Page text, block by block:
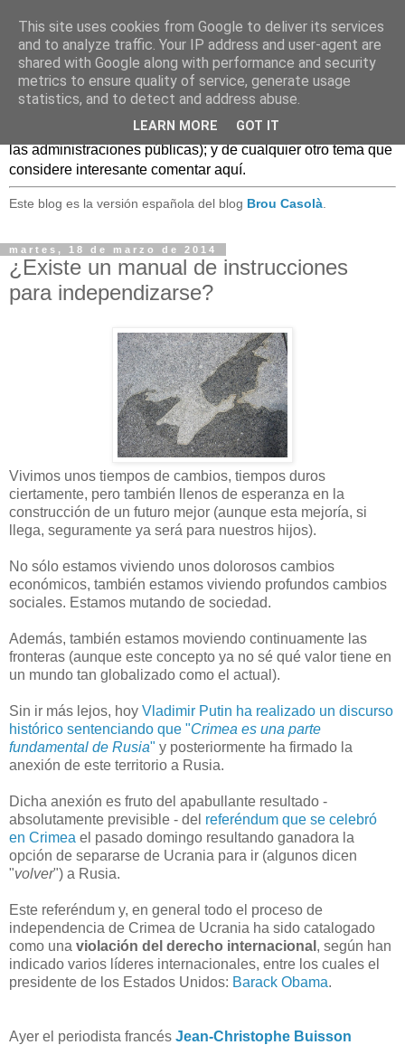
Caldo Casero
Blog sobre experiencias, comentarios, noticias, anécdotas,
... sobre lo que se conoce como
mundo de las TIC, (especialmente en el uso de estas TIC en
las administraciones públicas); y de cualquier otro tema que
considere interesante comentar aquí.
Este blog es la versión española del blog Brou Casolà.
martes, 18 de marzo de 2014
¿Existe un manual de instrucciones
para independizarse?
Vivimos unos tiempos de cambios, tiempos duros
ciertamente, pero también llenos de esperanza en la
construcción de un futuro mejor (aunque esta mejoría, si
llega, seguramente ya será para nuestros hijos).
No sólo estamos viviendo unos dolorosos cambios
económicos, también estamos viviendo profundos cambios
sociales. Estamos mutando de sociedad.
Además, también estamos moviendo continuamente las
fronteras (aunque este concepto ya no sé qué valor tiene en
un mundo tan globalizado como el actual).
Sin ir más lejos, hoy Vladimir Putin ha realizado un discurso
histórico sentenciando que "Crimea es una parte
fundamental de Rusia" y posteriormente ha firmado la
anexión de este territorio a Rusia.
Dicha anexión es fruto del apabullante resultado -
absolutamente previsible - del referéndum que se celebró
en Crimea el pasado domingo resultando ganadora la
opción de separarse de Ucrania para ir (algunos dicen
"volver") a Rusia.
Este referéndum y, en general todo el proceso de
independencia de Crimea de Ucrania ha sido catalogado
como una violación del derecho internacional , según han
indicado varios líderes internacionales, entre los cuales el
presidente de los Estados Unidos: Barack Obama.
Ayer el periodista francés Jean-Christophe Buisson
This site uses cookies from Google to deliver its services
and to analyze traffic. Your IP address and user-agent are
shared with Google along with performance and security
metrics to ensure quality of service, generate usage
statistics, and to detect and address abuse.
LEARN MORE GOT IT